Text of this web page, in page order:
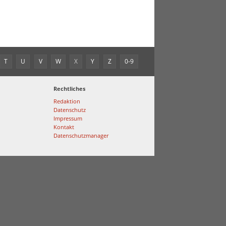
T U V W X Y Z 0-9
Rechtliches
Redaktion
Datenschutz
Impressum
Kontakt
Datenschutzmanager